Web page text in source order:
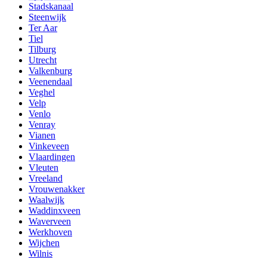
Stadskanaal
Steenwijk
Ter Aar
Tiel
Tilburg
Utrecht
Valkenburg
Veenendaal
Veghel
Velp
Venlo
Venray
Vianen
Vinkeveen
Vlaardingen
Vleuten
Vreeland
Vrouwenakker
Waalwijk
Waddinxveen
Waverveen
Werkhoven
Wijchen
Wilnis